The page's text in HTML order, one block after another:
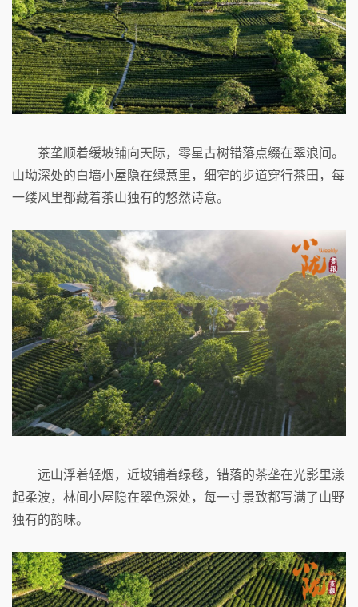
茶垄顺着缓坡铺向天际，零星古树错落点缀在翠浪间。
山坳深处的白墙小屋隐在绿意里，细窄的步道穿行茶田，每
一缕风里都藏着茶山独有的悠然诗意。
远山浮着轻烟，近坡铺着绿毯，错落的茶垄在光影里漾
起柔波，林间小屋隐在翠色深处，每一寸景致都写满了山野
独有的韵味。